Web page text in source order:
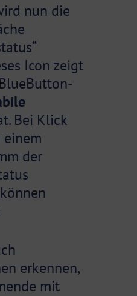
nun die
Icon zeigt
Bei Klick
der
erkennen,
mit